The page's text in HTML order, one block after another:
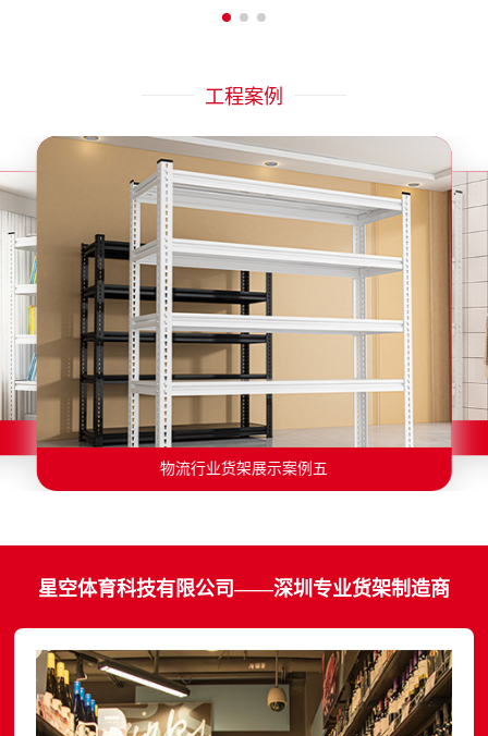
工程案例
物流行业货架展示案例一
物流行业货架展示案例六
物流行业货架展示案例五
物流行业货架展示案例四
物流行业货架展示案例三
物流行业货架展示案例二
星空体育科技有限公司——深圳专业货架制造商